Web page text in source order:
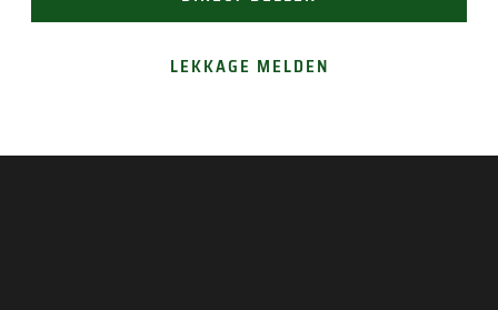
LEKKAGE MELDEN